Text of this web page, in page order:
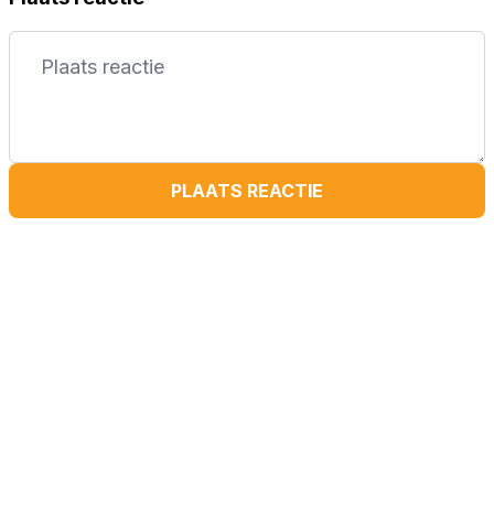
PLAATS REACTIE